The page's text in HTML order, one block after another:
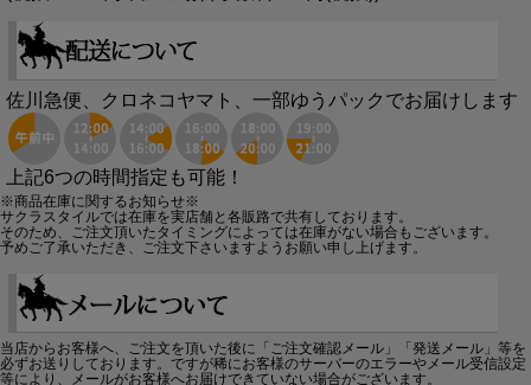
佐川急便、クロネコヤマト、一部ゆうパックでお届けします
上記6つの時間指定も可能！
※商品在庫に関するお知らせ※
サクラスタイルでは在庫を実店舗と各販路で共有しております。
そのため、ご注文頂いたタイミングによっては在庫がない場合もございます。
予めご了承いただき、ご注文下さいますようお願い申し上げます。
当店からお客様へ、ご注文を頂いた後に「ご注文確認メール」「発送メール」等を
必ずお送りしております。ですが稀にお客様のサーバーのエラーやメール受信設定
等により、メールがお客様へお届けできていない場合がございます。